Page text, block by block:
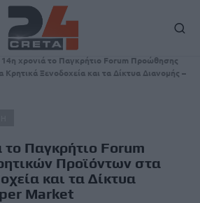
14η χρονιά το Παγκρήτιο Forum Προώθησης
Ξενοδοχεία και τα Δίκτυα Διανομής –
το Παγκρήτιο Forum
Προϊόντων στα
και τα Δίκτυα
Market